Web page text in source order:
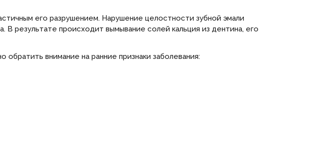
его разрушением. Нарушение целостности зубной эмали
результате происходит вымывание солей кальция из дентина, его
внимание на ранние признаки заболевания: